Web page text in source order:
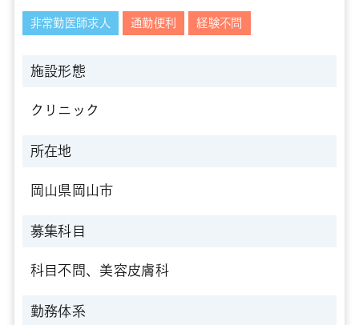
非常勤医師求人 通勤便利 経験不問
施設形態
クリニック
所在地
岡山県岡山市
募集科目
科目不問、美容皮膚科
勤務体系